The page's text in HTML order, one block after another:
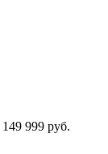
149 999 руб.